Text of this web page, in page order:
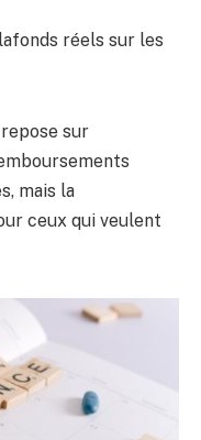
réels sur les
sur
mais la
ceux qui veulent